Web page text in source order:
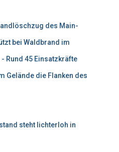
des Main-
bei Waldbrand im
Rund 45 Einsatzkräfte
Gelände die Flanken des
steht lichterloh in